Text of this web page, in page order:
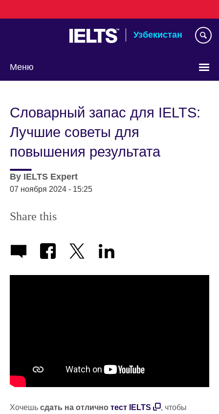
to
Узбекистан
Меню
language
Словарный запас для IELTS:
Лучшие советы для
повышения результата
By IELTS Expert
07 ноября 2024 - 15:25
Share this
Хочешь сдать на отлично тест IELTS
, чтобы